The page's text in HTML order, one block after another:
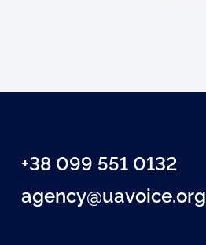
+38 099 551 0132
agency@uavoice.org